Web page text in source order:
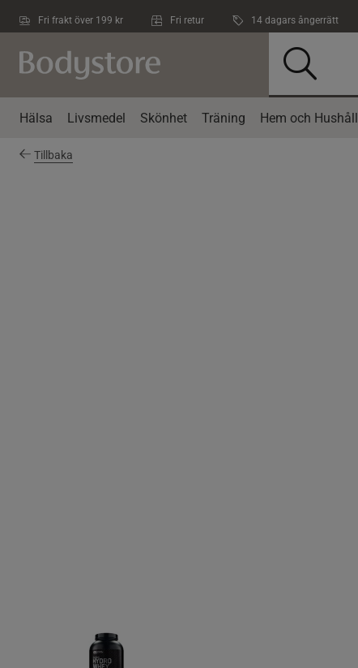
Fri frakt över 199 kr Fri retur 14 dagars ångerrätt
Hälsa Livsmedel Skönhet Träning Hem och Hushåll
Tillbaka